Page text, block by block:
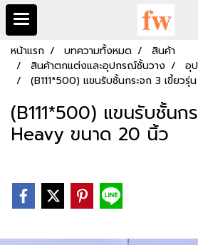
หน้าแรก บทความทั้งหมด
สินค้า
สินค้าตกแต่งและอุปกรณ์ชั้นวาง
อุ
(B111*500) แขนรับชั้นกระจก 3 เขี้ยว
(B111*500) แขนรับชั้นก
Heavy ขนาด 20 นิ้ว